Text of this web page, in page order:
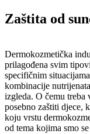
Zaštita od
Dermokozmetička
prilagođena svim
specifičnim
kombinacije
izgleda. O čemu treba
posebno zaštiti djece,
koju vrstu
od tema kojima smo